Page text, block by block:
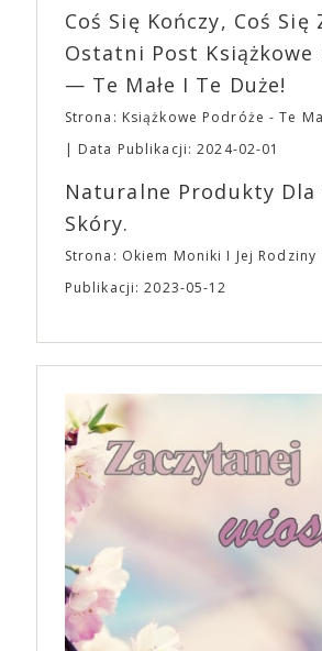
„Bo się boi” w kinach od 21
EXPO XXI!
Coś Się Kończy, Coś Się
Ostatni Post Książkowe
— Te Małe I Te Duże!
Strona: Książkowe Podróże - Te
Data Publikacji: 2024-02-01
Naturalne Produkty Dla
Skóry.
Strona: Okiem Moniki I Jej Rodziny
Publikacji: 2023-05-12